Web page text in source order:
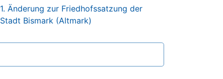
1. Änderung zur Friedhofssatzung der
Stadt Bismark (Altmark)